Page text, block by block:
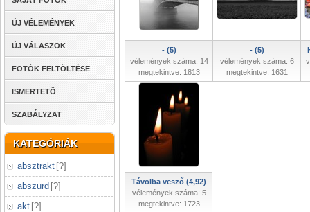
ÚJ VÉLEMÉNYEK
ÚJ VÁLASZOK
FOTÓK FELTÖLTÉSE
ISMERTETŐ
SZABÁLYZAT
KATEGÓRIÁK
absztrakt [?]
abszurd [?]
akt [?]
- (5)
vélemények száma: 14
megtekintve: 1813
- (5)
vélemények száma: 6
megtekintve: 1631
Távolba vesző (4,92)
vélemények száma: 5
megtekintve: 1723